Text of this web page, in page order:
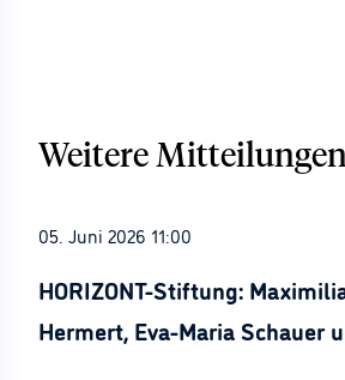
Weitere
05. Juni 2026 11:00
HORIZONT-Stiftung:
Hermert, Eva-Maria Schauer